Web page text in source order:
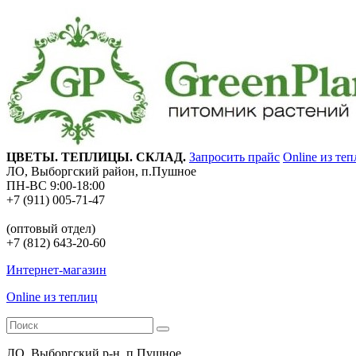
ЦВЕТЫ. ТЕПЛИЦЫ. СКЛАД. Запросить прайс Online из
ЛО, Выборгский район, п.Пушное
ПН-ВС 9:00-18:00
+7 (911) 005-71-47
(оптовый отдел)
+7 (812) 643-20-60
Интернет-магазин
Online из теплиц
ЛО, Выборгский р-н, п.Пушное